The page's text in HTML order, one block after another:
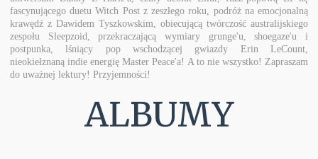
fascynującego duetu Witch Post z zeszłego roku, podróż na emocjonalną
krawędź z Dawidem Tyszkowskim, obiecującą twórczość australijskiego
zespołu Sleepzoid, przekraczającą wymiary grunge'u, shoegaze'u i
postpunka, lśniący pop wschodzącej gwiazdy Erin LeCount,
nieokiełznaną indie energię Master Peace'a! A to nie wszystko! Zapraszam
do uważnej lektury! Przyjemności!
ALBUMY